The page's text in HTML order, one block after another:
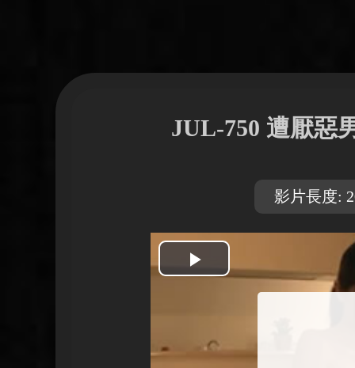
JUL-750 遭厭惡
影片長度:
開
播